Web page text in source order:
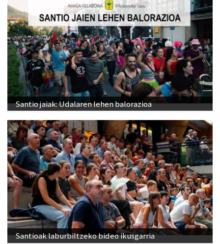
Santio jaiak: Udalaren lehen balorazioa
Santioak laburbiltzeko bideo ikusgarria